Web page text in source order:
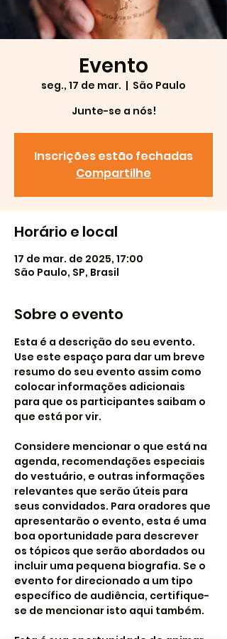
Evento
seg., 17 de mar.
  |
São Paulo
Junte-se a nós!
Inscrições estão fechadas
Compartilhe
Horário e local
17 de mar. de 2025, 17:00
São Paulo, SP, Brasil
Sobre o evento
Esta é a descrição do seu evento.
Use este espaço para dar um breve
resumo do seu evento assim como
colocar informações adicionais
para que os participantes saibam o
que está por vir.
Considere mencionar o que está na
agenda, recomendações especiais
do vestuário, e outras informações
relevantes que serão úteis para
seus convidados. Para oradores que
apresentarão o evento, esta é uma
boa oportunidade para descrever
os tópicos que serão abordados ou
incluir uma pequena biografia. Se o
evento for direcionado a um tipo
específico de audiência, certifique-
se de mencionar isto aqui também.